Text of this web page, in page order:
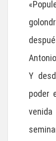
Y
poder